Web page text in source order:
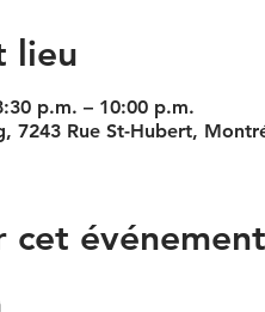
lieu
p.m. – 10:00 p.m.
7243 Rue St-Hubert,
cet événement